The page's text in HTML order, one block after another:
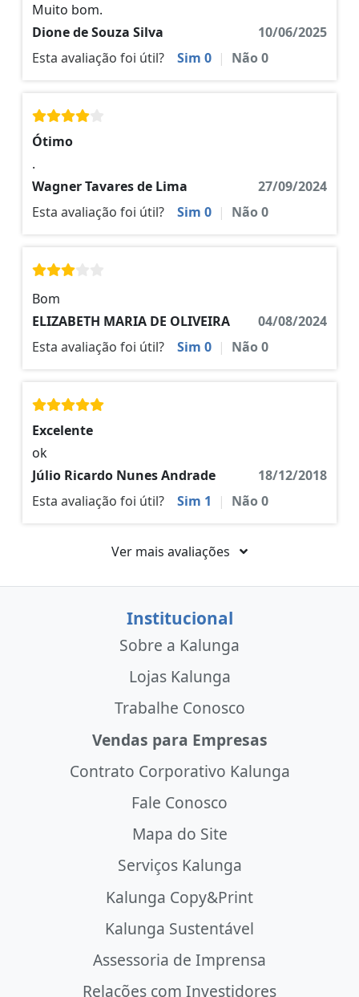
Muito bom.
Dione de Souza Silva
10/06/2025
Esta avaliação foi útil?
Sim 0 | Não0
Ótimo
.
Wagner Tavares de Lima
27/09/2024
Esta avaliação foi útil?
Sim 0 | Não0
Bom
ELIZABETH MARIA DE OLIVEIRA
04/08/2024
Esta avaliação foi útil?
Sim 0 | Não0
Excelente
ok
Júlio Ricardo Nunes Andrade
18/12/2018
Esta avaliação foi útil?
Sim 1 | Não0
Ver mais avaliações
Institucional
Sobre a Kalunga
Lojas Kalunga
Trabalhe Conosco
Vendas para Empresas
Contrato Corporativo Kalunga
Fale Conosco
Mapa do Site
Serviços Kalunga
Kalunga Copy&Print
Kalunga Sustentável
Assessoria de Imprensa
Relações com Investidores